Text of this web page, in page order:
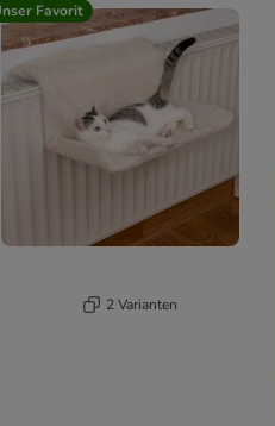
Favorit
2 Varianten